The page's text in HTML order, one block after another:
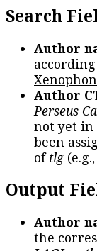
Search
Author
Xenophon
Author
Perseus
not yet in
been
oftlg
Output
Author
the